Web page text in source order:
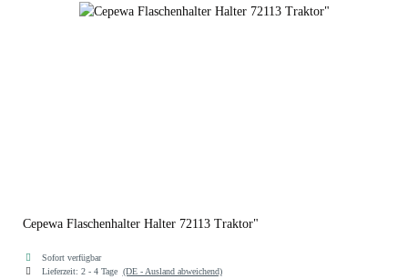
Cepewa Flaschenhalter Halter 72113 Traktor"
Sofort verfügbar
Lieferzeit: 2 - 4 Tage (DE - Ausland abweichend)